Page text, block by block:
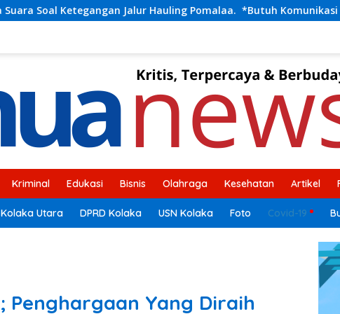
Hauling Pomalaa. *Butuh Komunikasi dan Kepastian Hukum,
Kriminal Edukasi Bisnis Olahraga Kesehatan Artikel
Kolaka Utara DPRD Kolaka USN Kolaka Foto Covid-19
Penghargaan Yang Diraih